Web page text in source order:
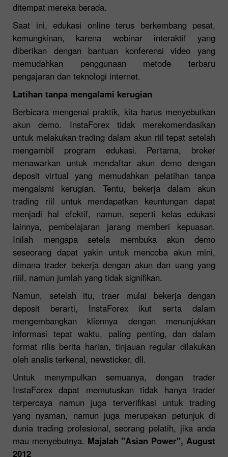
ditempat mereka berada.
Saat ini, edukasi online terus berkembang pesat,
kemungkinan, karena webinar interaktif yang
diberikan dengan bantuan konferensi video yang
memudahkan penggunaan metode terbaru
pengajaran dan teknologi internet.
Latihan tanpa mengalami kerugian
Berbicara mengenai praktik, kita harus menyebutkan
akun demo. InstaForex tidak merekomendasikan
untuk melakukan trading dalam akun riil tepat setelah
mengambil program edukasi. Pertama, broker
menawarkan untuk mendaftar akun demo dengan
deposit virtual yang memudahkan pelatihan tanpa
mengalami kerugian. Tentu, bekerja dalam akun
trading riil untuk mendapatkan keuntungan dapat
menjadi hal efektif, namun, seperti kelas edukasi
lainnya, pembelajaran jarang memberi kepuasan.
Inilah mengapa setela membuka akun demo
seseorang dapat yakin untuk mencoba akun mini,
dimana trader bekerja dengan akun dan uang yang
riiil, namun jumlah yang tidak signifikan.
Namun, setelah itu, traer mulai bekerja dengan
deposit berarti, InstaForex ikut serta dalam
mengembangkan kliennya dengan menunjukkan
informasi tepat waktu, paling penting, dan dalam
format rilis berita harian, tinjauan regular dilakukan
oleh analis terkenal, newsticker, dll.
Untuk menympulkan semuanya, dengan trader
InstaForex dapat memutuskan tidak hanya trader
terpercaya namun juga terverifikasi untuk trading
yang nyaman, namun juga merupakan petunjuk di
dunia trading profesional, seorang pelatih, jika anda
mau menyebutnya. Majalah "Asian Power", August
2012